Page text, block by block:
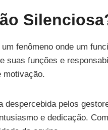
fenômeno onde um
suas funções e
motivação.
despercebida pelos
e dedicação.